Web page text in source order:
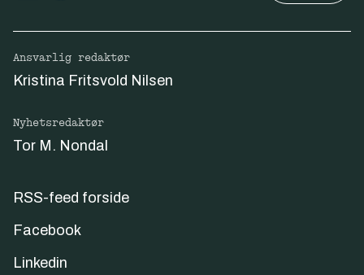
Ansvarlig redaktør
Kristina Fritsvold Nilsen
Nyhetsredaktør
Tor M. Nondal
RSS-feed forside
Facebook
Linkedin